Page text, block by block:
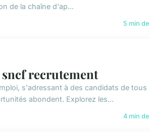
de la chaîne d'ap...
5 min
sncf recrutement
s'adressant à des candidats de tous
abondent. Explorez les...
4 min